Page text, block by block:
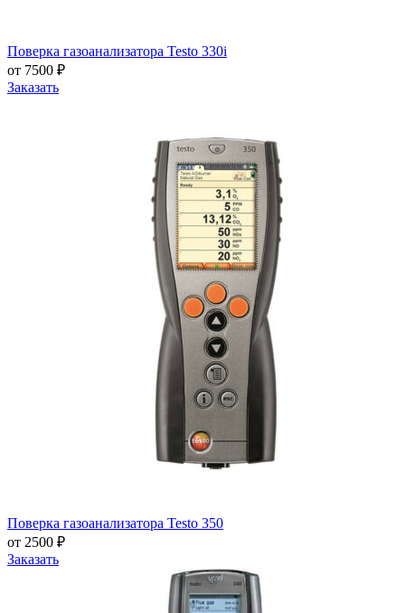
Поверка газоанализатора Testo 330i
от 7500 ₽
Заказать
Поверка газоанализатора Testo 350
от 2500 ₽
Заказать